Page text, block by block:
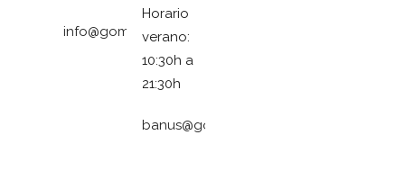
info@gomezymolina.com
Horario
verano:
10:30h a
21:30h
banus@gomezymolina.com